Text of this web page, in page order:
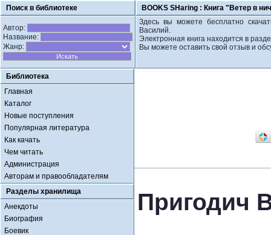
Поиск в библиотеке BOOKS SHaring : Книга "Ветер в
Автор:
Название:
Жанр:
Здесь вы можете бесплатно
Василий.
Электронная книга находится в
Вы можете оставить свой отзыв и
Библиотека
Главная
Каталог
Новые поступления
Популярная литература
Как качать
Чем читать
Администрация
Авторам и правообладателям
Разделы хранилища
Анекдоты
Биография
Боевик
Пригодич